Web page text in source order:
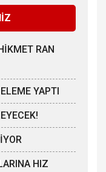
RAN
YAPTI
HIZ